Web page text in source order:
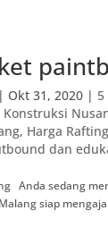
| Okt 31, 2020 |
, Harga
dan
Anda sedang
siap